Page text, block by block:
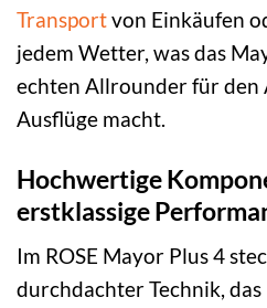
Transportvon Einkäufen
jedem Wetter, was das
echten Allrounder für den
Ausflüge macht.
Hochwertige
erstklassige
Im ROSE Mayor Plus 4
durchdachter Technik,